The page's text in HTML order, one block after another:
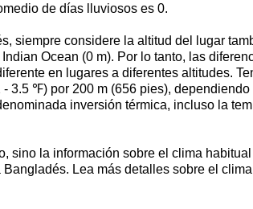
de días lluviosos es 0.
siempre considere la altitud del lugar
Ocean (0 m). Por lo tanto, las
en lugares a diferentes altitudes.
3.5 ℉) por 200 m (656 pies),
inversión térmica, incluso la
sino la información sobre el clima
Lea más detalles sobre el